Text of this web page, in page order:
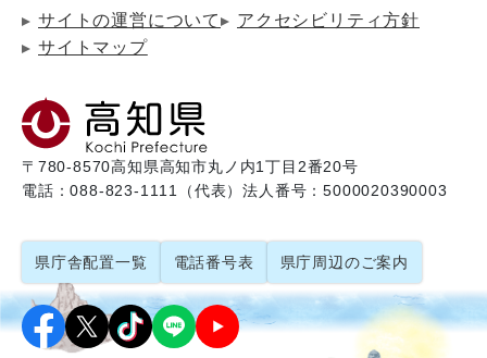
サイトの運営について
アクセシビリティ方針
サイトマップ
〒780-8570高知県高知市丸ノ内1丁目2番20号
電話：088-823-1111（代表）法人番号：5000020390003
県庁舎配置一覧 電話番号表 県庁周辺のご案内